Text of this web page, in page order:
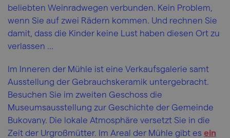
beliebten Weinradwegen verbunden. Kein Problem,
wenn Sie auf zwei Rädern kommen. Und rechnen Sie
damit, dass die Kinder keine Lust haben diesen Ort zu
verlassen ...
Im Inneren der Mühle ist eine Verkaufsgalerie samt
Ausstellung der Gebrauchskeramik untergebracht.
Besuchen Sie im zweiten Geschoss die
Museumsausstellung zur Geschichte der Gemeinde
Bukovany. Die lokale Atmosphäre versetzt Sie in die
Zeit der Urgroßmütter. Im Areal der Mühle gibt es ein